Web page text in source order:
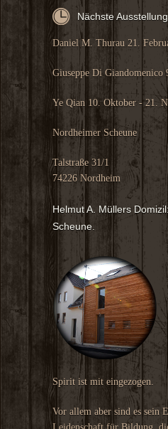
Nächste Ausstellung
Daniel M. Thurau 21.
Giuseppe Di
Ye Qian 10. Oktober - 21.
Nordheimer Scheune
Talstraße 31/1
74226 Nordheim
Helmut A. Müllers
Scheune.
Spirit ist mit eingezogen.
Vor allem aber sind es sein